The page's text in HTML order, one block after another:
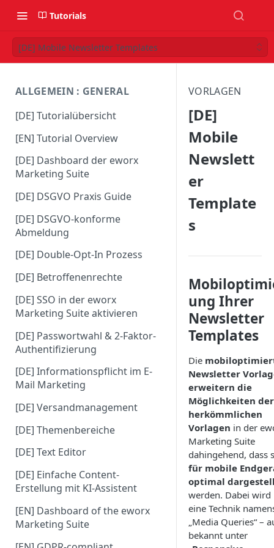
Tutorials
[DE] Mobile Newsletter Templates
ALLGEMEIN : GENERAL
[DE] Tutorialübersicht
[EN] Tutorial Overview
[DE] Dashboard der eworx
Marketing Suite
[DE] DSGVO Praxis Guide
[DE] DSGVO-konforme
Abmeldung
[DE] Double-Opt-In Prozess
[DE] Betroffenenrechte
[DE] SSO in der eworx
Marketing Suite aktivieren
[DE] Passwortwahl & 2-Faktor-
Authentifizierung
[DE] Informationspflicht im E-
Mail Marketing
[DE] Versandmanagement
[DE] Themenbereiche
[DE] Text Editor
[DE] Einfache Content-
Erstellung mit KI-Assistent
[EN] Dashboard of the eworx
Marketing Suite
VORLAGEN
[DE]
Mobile
Newslett
er
Template
s
ung Ihrer
Newsletter
Templates
Die
Newsletter
erweitern die
Möglichkeiten der
herkömmlichen
Vorlagen in der
Marketing Suite
dahingehend, dass
für mobile
optimal
werden. Dabei wird
eine Technik
„Media Queries“ –
bekannt unter